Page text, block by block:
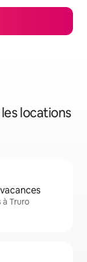
locations
à Truro